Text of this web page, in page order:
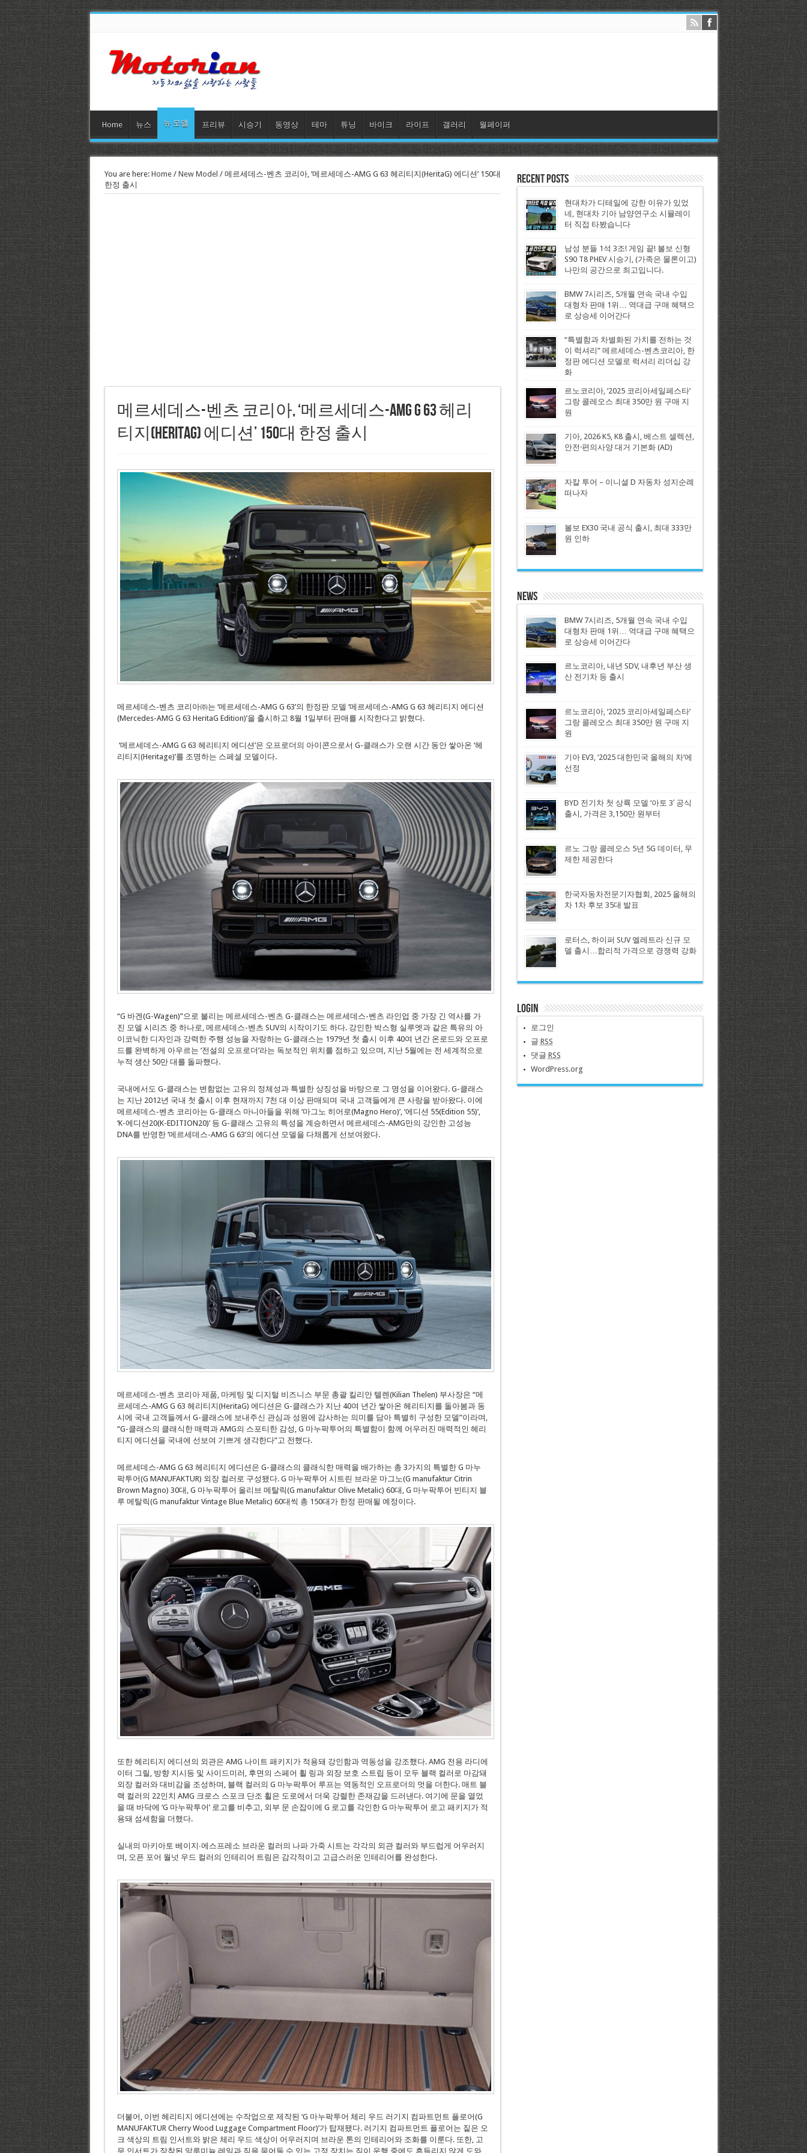
Home 뉴스 뉴 모델 프리뷰 시승기 동영상 테마 튜닝 바이크 라이프 갤러리 월페이퍼
You are here: Home/ New Model / 메르세데스-벤츠 코리아, ‘메르세데스-AMG G 63 헤리티지(HeritaG) 에디션’ 150대
한정 출시
메르세데스-벤츠 코리아, ‘메르세데스-AMG G 63 헤리
티지(HeritaG) 에디션’ 150대 한정 출시
메르세데스-벤츠 코리아㈜는 ‘메르세데스-AMG G 63’의 한정판 모델 ‘메르세데스-AMG G 63 헤리티지 에디션
(Mercedes-AMG G 63 HeritaG Edition)’을 출시하고 8월 1일부터 판매를 시작한다고 밝혔다.
‘메르세데스-AMG G 63 헤리티지 에디션’은 오프로더의 아이콘으로서 G-클래스가 오랜 시간 동안 쌓아온 ‘헤
리티지(Heritage)’를 조명하는 스페셜 모델이다.
“G 바겐(G-Wagen)”으로 불리는 메르세데스-벤츠 G-클래스는 메르세데스-벤츠 라인업 중 가장 긴 역사를 가
진 모델 시리즈 중 하나로, 메르세데스-벤츠 SUV의 시작이기도 하다. 강인한 박스형 실루엣과 같은 특유의 아
이코닉한 디자인과 강력한 주행 성능을 자랑하는 G-클래스는 1979년 첫 출시 이후 40여 년간 온로드와 오프로
드를 완벽하게 아우르는 ‘전설의 오프로더’라는 독보적인 위치를 점하고 있으며, 지난 5월에는 전 세계적으로
누적 생산 50만 대를 돌파했다.
국내에서도 G-클래스는 변함없는 고유의 정체성과 특별한 상징성을 바탕으로 그 명성을 이어왔다. G-클래스
는 지난 2012년 국내 첫 출시 이후 현재까지 7천 대 이상 판매되며 국내 고객들에게 큰 사랑을 받아왔다. 이에
메르세데스-벤츠 코리아는 G-클래스 마니아들을 위해 ‘마그노 히어로(Magno Hero)’, ‘에디션 55(Edition 55)’,
‘K-에디션20(K-EDITION20)’ 등 G-클래스 고유의 특성을 계승하면서 메르세데스-AMG만의 강인한 고성능
DNA를 반영한 ‘메르세데스-AMG G 63’의 에디션 모델을 다채롭게 선보여왔다.
메르세데스-벤츠 코리아 제품, 마케팅 및 디지털 비즈니스 부문 총괄 킬리안 텔렌(Kilian Thelen) 부사장은 “메
르세데스-AMG G 63 헤리티지(HeritaG) 에디션은 G-클래스가 지난 40여 년간 쌓아온 헤리티지를 돌아봄과 동
시에 국내 고객들께서 G-클래스에 보내주신 관심과 성원에 감사하는 의미를 담아 특별히 구성한 모델”이라며,
“G-클래스의 클래식한 매력과 AMG의 스포티한 감성, G 마누팍투어의 특별함이 함께 어우러진 매력적인 헤리
티지 에디션을 국내에 선보여 기쁘게 생각한다”고 전했다.
메르세데스-AMG G 63 헤리티지 에디션은 G-클래스의 클래식한 매력을 배가하는 총 3가지의 특별한 G 마누
팍투어(G MANUFAKTUR) 외장 컬러로 구성됐다. G 마누팍투어 시트린 브라운 마그노(G manufaktur Citrin
Brown Magno) 30대, G 마누팍투어 올리브 메탈릭(G manufaktur Olive Metalic) 60대, G 마누팍투어 빈티지 블
루 메탈릭(G manufaktur Vintage Blue Metalic) 60대씩 총 150대가 한정 판매될 예정이다.
또한 헤리티지 에디션의 외관은 AMG 나이트 패키지가 적용돼 강인함과 역동성을 강조했다. AMG 전용 라디에
이터 그릴, 방향 지시등 및 사이드미러, 후면의 스페어 휠 링과 외장 보호 스트립 등이 모두 블랙 컬러로 마감돼
외장 컬러와 대비감을 조성하며, 블랙 컬러의 G 마누팍투어 루프는 역동적인 오프로더의 멋을 더한다. 매트 블
랙 컬러의 22인치 AMG 크로스 스포크 단조 휠은 도로에서 더욱 강렬한 존재감을 드러낸다. 여기에 문을 열었
을 때 바닥에 ‘G 마누팍투어’ 로고를 비추고, 외부 문 손잡이에 G 로고를 각인한 G 마누팍투어 로고 패키지가 적
용돼 섬세함을 더했다.
실내의 마키아토 베이지∙에스프레소 브라운 컬러의 나파 가죽 시트는 각각의 외관 컬러와 부드럽게 어우러지
며, 오픈 포어 월넛 우드 컬러의 인테리어 트림은 감각적이고 고급스러운 인테리어를 완성한다.
더불어, 이번 헤리티지 에디션에는 수작업으로 제작된 ‘G 마누팍투어 체리 우드 러기지 컴파트먼트 플로어(G
MANUFAKTUR Cherry Wood Luggage Compartment Floor)’가 탑재됐다. 러기지 컴파트먼트 플로어는 짙은 오
크 색상의 트림 인서트와 밝은 체리 우드 색상이 어우러지며 브라운 톤의 인테리어와 조화를 이룬다. 또한, 고
무 인서트가 장착된 알루미늄 레일과 짐을 묶어둘 수 있는 고정 장치는 짐이 운행 중에도 흔들리지 않게 도와
Recent Posts
현대차가 디테일에 강한 이유가 있었
네, 현대차 기아 남양연구소 시뮬레이
터 직접 타봤습니다
남성 분들 1석 3조! 게임 끝! 볼보 신형
S90 T8 PHEV 시승기, (가족은 물론이고)
나만의 공간으로 최고입니다.
BMW 7시리즈, 5개월 연속 국내 수입
대형차 판매 1위… 역대급 구매 혜택으
로 상승세 이어간다
“특별함과 차별화된 가치를 전하는 것
이 럭셔리” 메르세데스-벤츠코리아, 한
정판 에디션 모델로 럭셔리 리더십 강
화
르노코리아, ‘2025 코리아세일페스타’
그랑 콜레오스 최대 350만 원 구매 지
원
기아, 2026 K5, K8 출시, 베스트 셀렉션,
안전·편의사양 대거 기본화 (AD)
자칼 투어 – 이니셜 D 자동차 성지순례
떠나자
볼보 EX30 국내 공식 출시, 최대 333만
원 인하
News
BMW 7시리즈, 5개월 연속 국내 수입
대형차 판매 1위… 역대급 구매 혜택으
로 상승세 이어간다
르노코리아, 내년 SDV, 내후년 부산 생
산 전기차 등 출시
르노코리아, ‘2025 코리아세일페스타’
그랑 콜레오스 최대 350만 원 구매 지
원
기아 EV3, ‘2025 대한민국 올해의 차’에
선정
BYD 전기차 첫 상륙 모델 ‘아토 3′ 공식
출시, 가격은 3,150만 원부터
르노 그랑 콜레오스 5년 5G 데이터, 무
제한 제공한다
한국자동차전문기자협회, 2025 올해의
차 1차 후보 35대 발표
로터스, 하이퍼 SUV 엘레트라 신규 모
델 출시…합리적 가격으로 경쟁력 강화
Login
로그인
글 RSS
댓글 RSS
WordPress.org